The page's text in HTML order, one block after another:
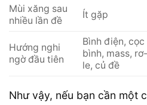
Mùi xăng sau
nhiều lần đề
Ít gặp
Hướng nghi
ngờ đầu tiên
Bình điện, cọc
bình, mass, rơ-
le, củ đề
Như vậy, nếu bạn cần một